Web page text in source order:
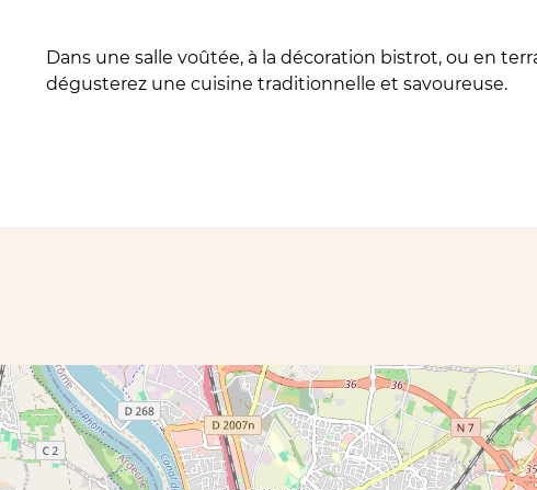
Dans une salle voûtée, à la décoration bistrot, ou en
dégusterez une cuisine traditionnelle et savoureuse.